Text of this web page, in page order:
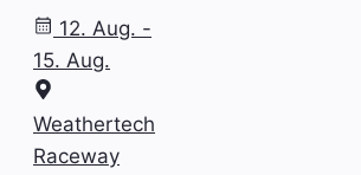
12. Aug. -
15. Aug.
Weathertech
Raceway